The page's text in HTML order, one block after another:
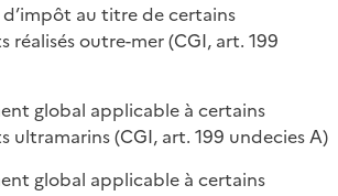
au titre de certains
réalisés outre-mer (CGI, art. 199
global applicable à certains
ultramarins (CGI, art. 199 undecies A)
global applicable à certains